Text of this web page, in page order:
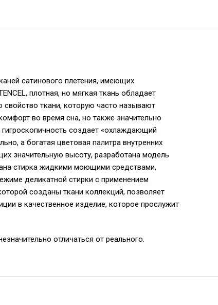
сатинового плетения, имеющих
плотная, но мягкая ткань обладает
ткани, которую часто называют
во время сна, но также значительно
гигроскопичность создает «охлаждающий
а богатая цветовая палитра внутренних
значительную высоту, разработана модель
стирка жидкими моющими средствами,
деликатной стирки с применением
созданы ткани коллекций, позволяет
в качественное изделие, которое прослужит
отличаться от реального.